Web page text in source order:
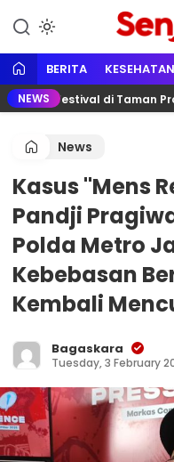
konten
Portal
informatif,
terpercaya
BERITA KESEHATAN
NEWS
Festival di Taman
News
Kasus "Mens
Pandji
Polda Metro
Kebebasan
Kembali
Bagaskara
Tuesday, 3 February